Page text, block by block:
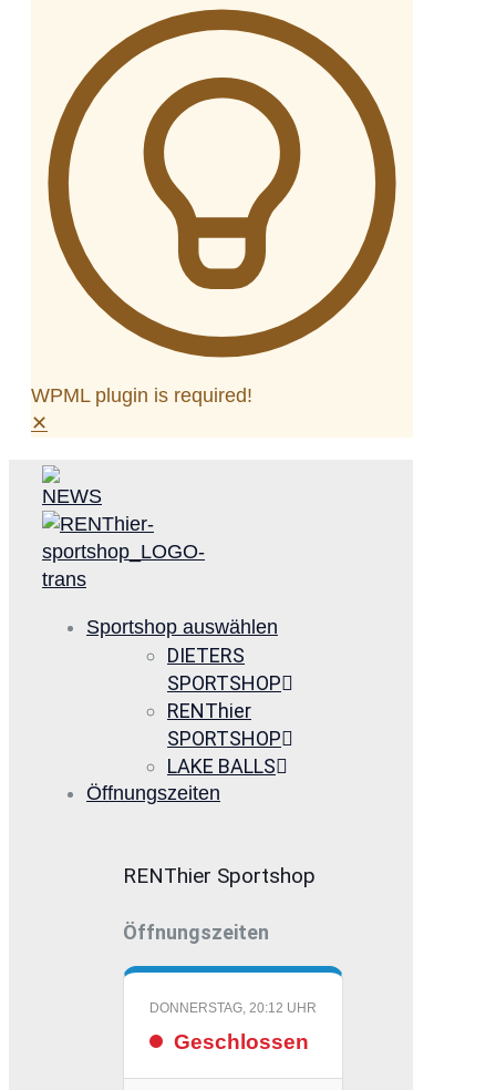
WPML plugin is required!
✕
Sportshop auswählen
DIETERS
SPORTSHOP
RENThier
SPORTSHOP
LAKE BALLS
Öffnungszeiten
RENThier Sportshop
Öffnungszeiten
DONNERSTAG, 20:12 UHR
Geschlossen